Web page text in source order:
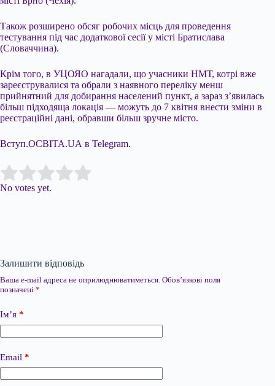
Також розширено обсяг робочих місць для проведення
тестування під час додаткової сесії у місті Братислава
(Словаччина).
Крім того, в УЦОЯО нагадали, що учасники НМТ, котрі вже
зареєструвалися та обрали з наявного переліку менш
прийнятний для добирання населений пункт, а зараз з’явилась
більш підходяща локація — можуть до 7 квітня внести зміни в
реєстраційні дані, обравши більш зручне місто.
Вступ.ОСВІТА.UA в Telegram.
Rate this item:
No votes yet.
Залишити відповідь
Ваша e-mail адреса не оприлюднюватиметься. Обов’язкові поля
позначені *
Ім’я *
Email *